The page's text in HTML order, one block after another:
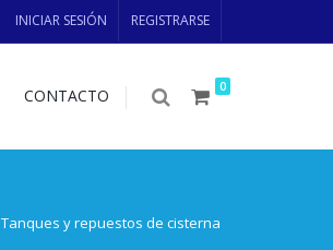
INICIAR SESIÓN REGISTRARSE
0
CONTACTO
Tanques y repuestos de cisterna